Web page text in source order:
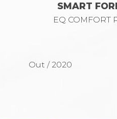
SMART
EQ COMFORT
Out / 2020